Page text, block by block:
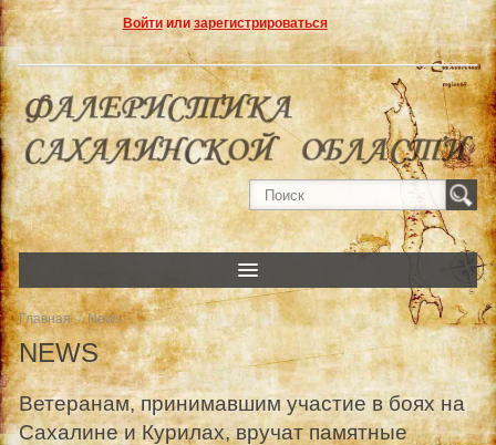
Войтиили зарегистрироваться
Главная»News
NEWS
Ветеранам, принимавшим участие в боях на
Сахалине и Курилах, вручат памятные